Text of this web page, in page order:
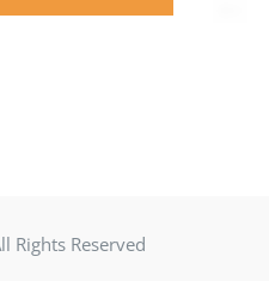
Rights Reserved